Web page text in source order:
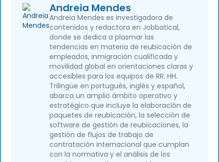
Andreia Mendes
Andreia Mendes es investigadora de
contenidos y redactora en Jobbatical,
donde se dedica a plasmar las
tendencias en materia de reubicación de
empleados, inmigración cualificada y
movilidad global en orientaciones claras y
accesibles para los equipos de RR. HH.
Trilingüe en portugués, inglés y español,
abarca un amplio ámbito operativo y
estratégico que incluye la elaboración de
paquetes de reubicación, la selección de
software de gestión de reubicaciones, la
gestión de flujos de trabajo de
contratación internacional que cumplan
con la normativa y el análisis de los